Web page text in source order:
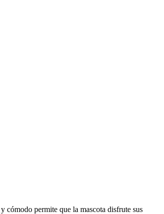
cómodo permite que la mascota disfrute sus